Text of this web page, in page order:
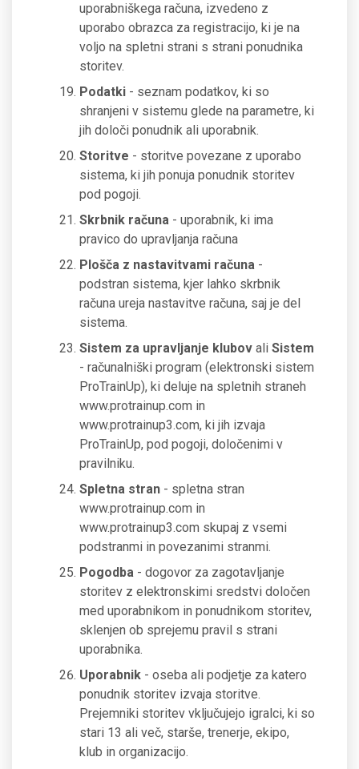
uporabniškega računa, izvedeno z
uporabo obrazca za registracijo, ki je na
voljo na spletni strani s strani ponudnika
storitev.
Podatki - seznam podatkov, ki so
shranjeni v sistemu glede na parametre, ki
jih določi ponudnik ali uporabnik.
Storitve - storitve povezane z uporabo
sistema, ki jih ponuja ponudnik storitev
pod pogoji.
Skrbnik računa - uporabnik, ki ima
pravico do upravljanja računa
Plošča z nastavitvami računa -
podstran sistema, kjer lahko skrbnik
računa ureja nastavitve računa, saj je del
sistema.
Sistem za upravljanje klubov ali Sistem
- računalniški program (elektronski sistem
ProTrainUp), ki deluje na spletnih straneh
www.protrainup.com in
www.protrainup3.com, ki jih izvaja
ProTrainUp, pod pogoji, določenimi v
pravilniku.
Spletna stran - spletna stran
www.protrainup.com in
www.protrainup3.com skupaj z vsemi
podstranmi in povezanimi stranmi.
Pogodba - dogovor za zagotavljanje
storitev z elektronskimi sredstvi določen
med uporabnikom in ponudnikom storitev,
sklenjen ob sprejemu pravil s strani
uporabnika.
Uporabnik - oseba ali podjetje za katero
ponudnik storitev izvaja storitve.
Prejemniki storitev vključujejo igralci, ki so
stari 13 ali več, starše, trenerje, ekipo,
klub in organizacijo.